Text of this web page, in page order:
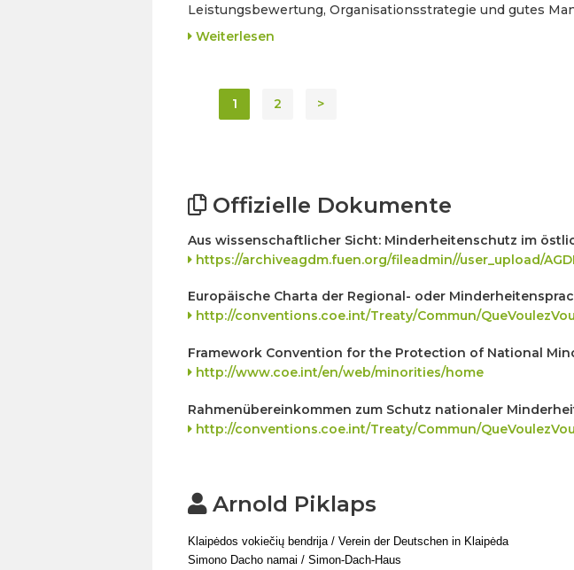
Leistungsbewertung, Organisationsstrategie und gutes
Weiterlesen
1 2 >
Offizielle Dokumente
Aus wissenschaftlicher Sicht: Minderheitenschutz im
https://archiveagdm.fuen.org/fileadmin//user_upload/
Europäische Charta der Regional- oder
http://conventions.coe.int/Treaty/Commun/
Framework Convention for the Protection of National
http://www.coe.int/en/web/minorities/home
Rahmenübereinkommen zum Schutz nationaler
http://conventions.coe.int/Treaty/Commun/
Arnold Piklaps
Klaipėdos vokiečių bendrija / Verein der Deutschen in Klaipėda
Simono Dacho namai / Simon-Dach-Haus